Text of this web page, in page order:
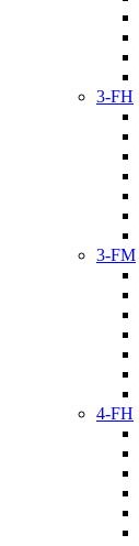
3-FH
3-FM
4-FH